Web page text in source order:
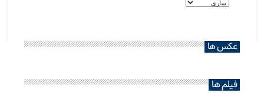
عکس ها
فیلم ها